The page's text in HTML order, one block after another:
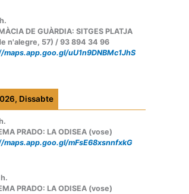
h.
DE GUÀRDIA: SITGES PLATJA
n'alegre, 57) / 93 894 34 96
uU1n9DNBMc1JhS
Dissabte
PRADO: LA ODISEA (vose)
mFsE68xsnnfxkG
h.
PRADO: LA ODISEA (vose)